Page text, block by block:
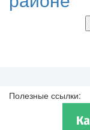
Полезные ссылки: